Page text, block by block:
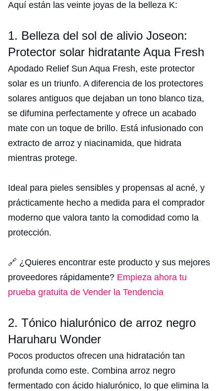
Aquí están las veinte joyas de la belleza K:
1. Belleza del sol de alivio Joseon:
Protector solar hidratante Aqua Fresh
Apodado Relief Sun Aqua Fresh, este protector
solar es un triunfo. A diferencia de los protectores
solares antiguos que dejaban un tono blanco tiza,
se difumina perfectamente y ofrece un acabado
mate con un toque de brillo. Está infusionado con
extracto de arroz y niacinamida, que hidrata
mientras protege.
Ideal para pieles sensibles y propensas al acné, y
prácticamente hecho a medida para el comprador
moderno que valora tanto la comodidad como la
protección.
🔗 ¿Quieres encontrar este producto y sus mejores
proveedores rápidamente? Empieza ahora tu
prueba gratuita de Vender la Tendencia
2. Tónico hialurónico de arroz negro
Haruharu Wonder
Pocos productos ofrecen una hidratación tan
profunda como este. Combina arroz negro
fermentado con ácido hialurónico, lo que elimina la